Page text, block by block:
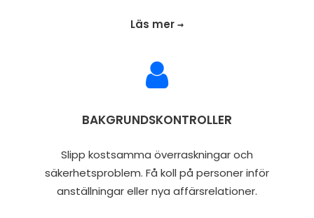
Läs mer →
BAKGRUNDSKONTROLLER
Slipp kostsamma överraskningar och
säkerhetsproblem. Få koll på personer inför
anställningar eller nya affärsrelationer.